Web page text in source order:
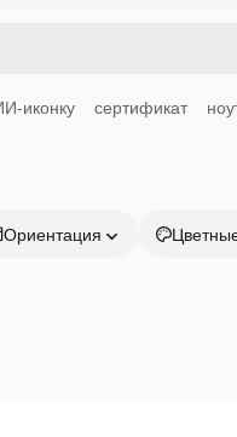
иконку сертификат
Ориентация